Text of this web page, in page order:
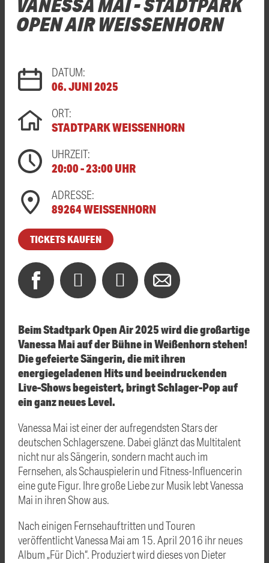
OPEN AIR WEISSENHORN
DATUM:
06. JUNI 2025
ORT:
STADTPARK WEISSENHORN
UHRZEIT:
20:00 - 23:00 UHR
ADRESSE:
89264 WEISSENHORN
TICKETS KAUFEN
Beim Stadtpark Open Air 2025 wird die großartige
Vanessa Mai auf der Bühne in Weißenhorn stehen!
Die gefeierte Sängerin, die mit ihren
energiegeladenen Hits und beeindruckenden
Live-Shows begeistert, bringt Schlager-Pop auf
ein ganz neues Level.
Vanessa Mai ist einer der aufregendsten Stars der
deutschen Schlagerszene. Dabei glänzt das Multitalent
nicht nur als Sängerin, sondern macht auch im
Fernsehen, als Schauspielerin und Fitness-Influencerin
eine gute Figur. Ihre große Liebe zur Musik lebt Vanessa
Mai in ihren Show aus.
Nach einigen Fernsehauftritten und Touren
veröffentlicht Vanessa Mai am 15. April 2016 ihr neues
Album „Für Dich“. Produziert wird dieses von Dieter